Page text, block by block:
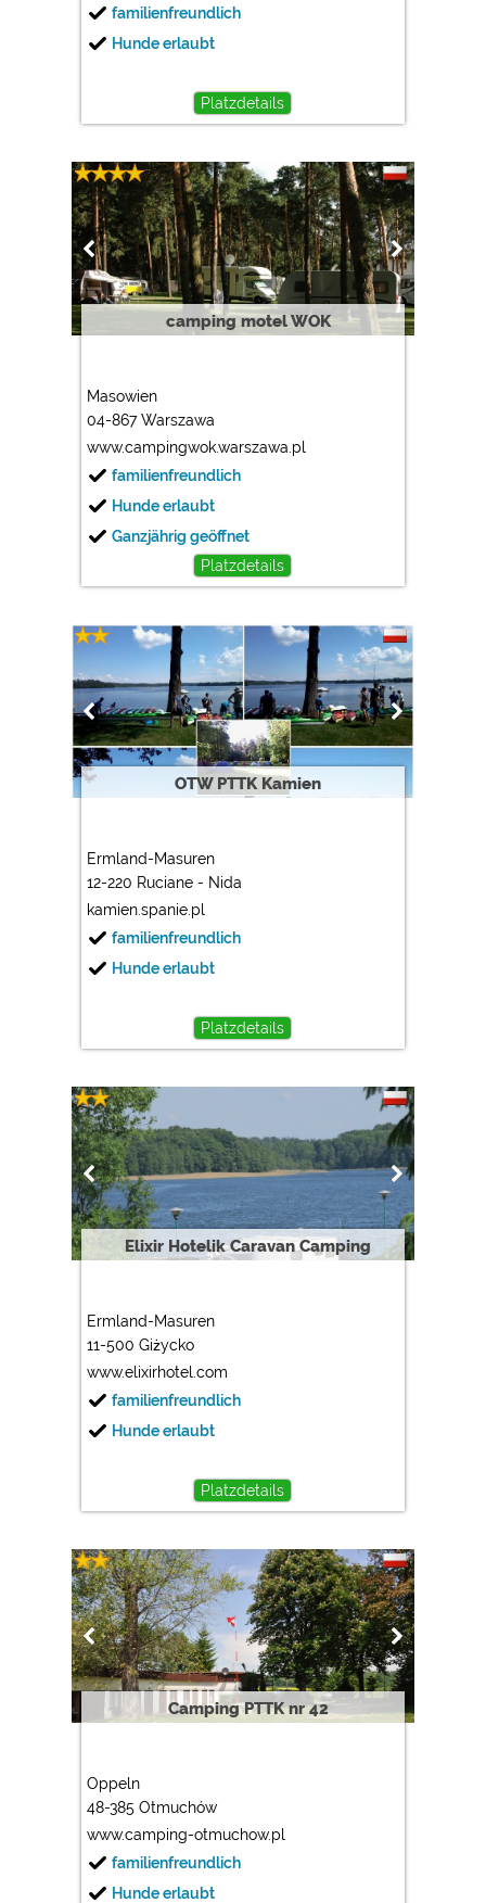
familienfreundlich
Hunde erlaubt
Platzdetails
camping motel WOK
Masowien
04-867 Warszawa
www.campingwok.warszawa.pl
familienfreundlich
Hunde erlaubt
Ganzjährig geöffnet
Platzdetails
OTW PTTK Kamien
Ermland-Masuren
12-220 Ruciane - Nida
kamien.spanie.pl
familienfreundlich
Hunde erlaubt
Platzdetails
Elixir Hotelik Caravan Camping
Ermland-Masuren
11-500 Giżycko
www.elixirhotel.com
familienfreundlich
Hunde erlaubt
Platzdetails
Camping PTTK nr 42
Oppeln
48-385 Otmuchów
www.camping-otmuchow.pl
familienfreundlich
Hunde erlaubt
Google Analytics
https://policies.google.com/privacy
Marketing
https://policies.google.com/privacy
Google AdSense
https://policies.google.com/privacy
Google Remarketing
https://policies.google.com/privacy